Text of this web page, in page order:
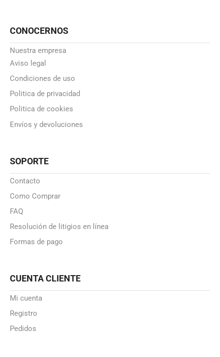
CONOCERNOS
Nuestra empresa
Aviso legal
Condiciones de uso
Politica de privacidad
Politica de cookies
Envíos y devoluciones
SOPORTE
Contacto
Como Comprar
FAQ
Resolución de litigios en línea
Formas de pago
CUENTA CLIENTE
Mi cuenta
Registro
Pedidos